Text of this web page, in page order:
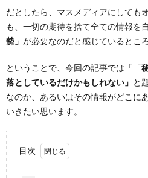
だとしたら、マスメディアにしても
も、一切の期待を捨て全ての情報を
勢」 が必要なのだと感じているところ
ということで、今回の記事では「「
落としているだけかもしれない」 と
なのか、あるいはその情報がどこに
いきたい思います。
目次